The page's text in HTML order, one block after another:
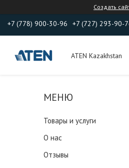
Создать
+7 (778) 900-30-96 +7 (727) 293-90-
ATEN Kazakhstan
Товары и услуги
О нас
Отзывы